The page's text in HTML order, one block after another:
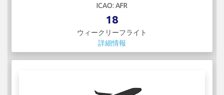
ICAO: AFR
18
ウィークリーフライト
詳細情報